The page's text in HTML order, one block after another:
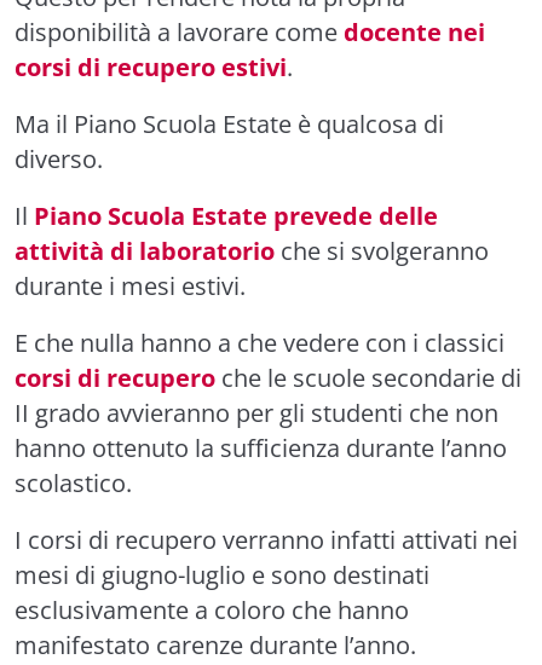
disponibilità a lavorare come docente nei
corsi di recupero estivi.
Ma il Piano Scuola Estate è qualcosa di
diverso.
Il Piano Scuola Estate prevede delle
attività di laboratorio che si svolgeranno
durante i mesi estivi.
E che nulla hanno a che vedere con i classici
corsi di recupero che le scuole secondarie di
II grado avvieranno per gli studenti che non
hanno ottenuto la sufficienza durante l’anno
scolastico.
I corsi di recupero verranno infatti attivati nei
mesi di giugno-luglio e sono destinati
esclusivamente a coloro che hanno
manifestato carenze durante l’anno.